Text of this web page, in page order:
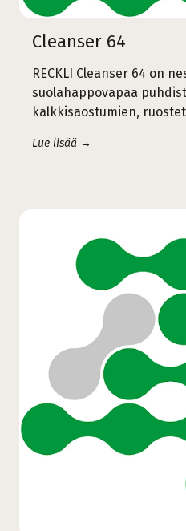
Cleanser 64
RECKLI Cleanser 64 on
suolahappovapaa
kalkkisaostumien,
Lue lisää →